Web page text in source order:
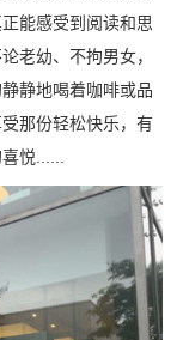
能感受到阅读和思
老幼、不拘男女，
静地喝着咖啡或品
那份轻松快乐，有
悦......